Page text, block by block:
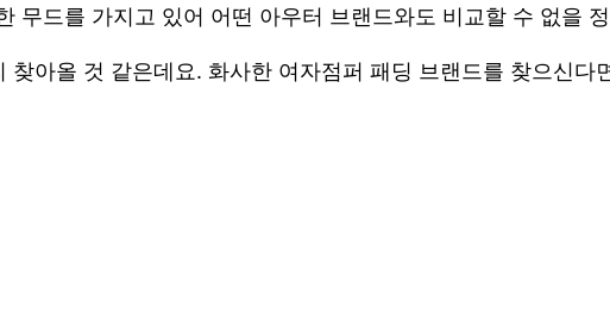
무드를 가지고 있어 어떤 아우터 브랜드와도 비교할 수 없을
아올 것 같은데요. 화사한 여자점퍼 패딩 브랜드를 찾으신